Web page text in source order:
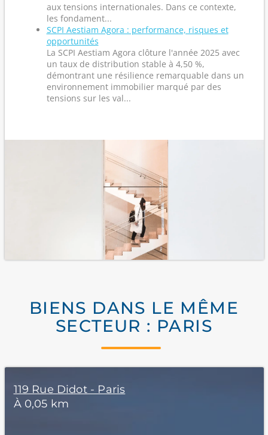
aux tensions internationales. Dans ce contexte,
les fondament...
SCPI Aestiam Agora : performance, risques et
opportunités
La SCPI Aestiam Agora clôture l'année 2025 avec
un taux de distribution stable à 4,50 %,
démontrant une résilience remarquable dans un
environnement immobilier marqué par des
tensions sur les val...
BIENS DANS LE MÊME
SECTEUR : PARIS
119 Rue Didot - Paris
À 0,05 km